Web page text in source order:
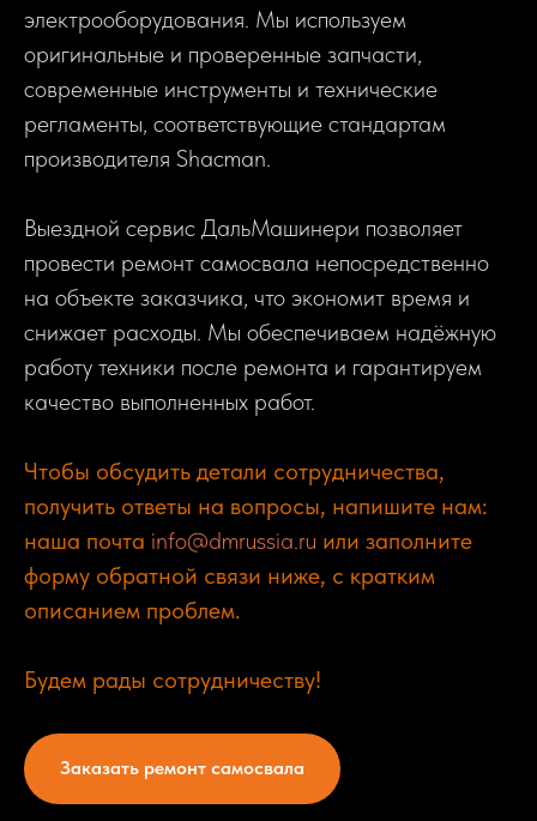
электрооборудования. Мы используем
оригинальные и проверенные запчасти,
современные инструменты и технические
регламенты, соответствующие стандартам
производителя Shacman.
Выездной сервис ДальМашинери позволяет
провести ремонт самосвала непосредственно
на объекте заказчика, что экономит время и
снижает расходы. Мы обеспечиваем надёжную
работу техники после ремонта и гарантируем
качество выполненных работ.
Чтобы обсудить детали сотрудничества,
получить ответы на вопросы, напишите нам:
наша почта info@dmrussia.ru или заполните
форму обратной связи ниже, с кратким
описанием проблем.
Будем рады сотрудничеству!
Заказать ремонт самосвала